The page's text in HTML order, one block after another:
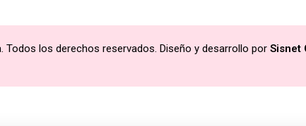
Todos los derechos reservados. Diseño y desarrollo por Sisnet